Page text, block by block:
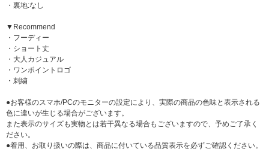
・裏地:なし
▼Recommend
・フーディー
・ショート丈
・大人カジュアル
・ワンポイントロゴ
・刺繍
●お客様のスマホ/PCのモニターの設定により、実際の商品の色味と表示される
色に違いが生じる場合がございます。
また表示のサイズも実物とは若干異なる場合もございますので、予めご了承く
ださい。
●着用、お取り扱いの際は、商品に付いている品質表示を必ずご確認ください。